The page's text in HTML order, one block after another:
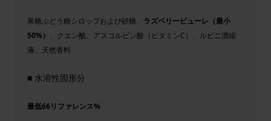
果糖ぶどう糖シロップおよび砂糖、 ラズベリーピューレ（最小
50%）
、クエン酸、アスコルビン酸（ビタミンC）、ルビニ濃縮
液、天然香料
■ 水溶性固形分
最低66リファレンス%